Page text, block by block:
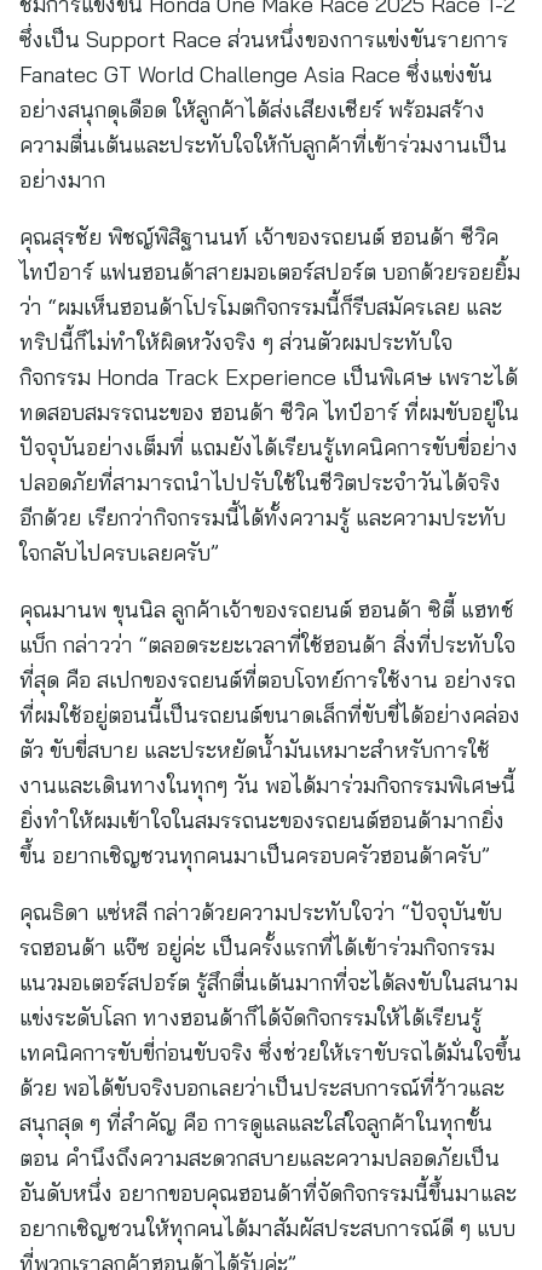
ซึ่งเป็น Support Race ส่วนหนึ่งของการแข่งขันรายการ
Fanatec GT World Challenge Asia Race ซึ่งแข่งขัน
อย่างสนุกดุเดือด ให้ลูกค้าได้ส่งเสียงเชียร์ พร้อมสร้าง
ความตื่นเต้นและประทับใจให้กับลูกค้าที่เข้าร่วมงานเป็น
อย่างมาก
คุณสุรชัย พิชญ์พิสิฐานนท์ เจ้าของรถยนต์ ฮอนด้า ซีวิค
ไทป์อาร์ แฟนฮอนด้าสายมอเตอร์สปอร์ต บอกด้วยรอยยิ้ม
ว่า “ผมเห็นฮอนด้าโปรโมตกิจกรรมนี้ก็รีบสมัครเลย และ
ทริปนี้ก็ไม่ทำให้ผิดหวังจริง ๆ ส่วนตัวผมประทับใจ
กิจกรรม Honda Track Experience เป็นพิเศษ เพราะได้
ทดสอบสมรรถนะของ ฮอนด้า ซีวิค ไทป์อาร์ ที่ผมขับอยู่ใน
ปัจจุบันอย่างเต็มที่ แถมยังได้เรียนรู้เทคนิคการขับขี่อย่าง
ปลอดภัยที่สามารถนำไปปรับใช้ในชีวิตประจำวันได้จริง
อีกด้วย เรียกว่ากิจกรรมนี้ได้ทั้งความรู้ และความประทับ
ใจกลับไปครบเลยครับ”
คุณมานพ ขุนนิล ลูกค้าเจ้าของรถยนต์ ฮอนด้า ซิตี้ แฮทช์
แบ็ก กล่าวว่า “ตลอดระยะเวลาที่ใช้ฮอนด้า สิ่งที่ประทับใจ
ที่สุด คือ สเปกของรถยนต์ที่ตอบโจทย์การใช้งาน อย่างรถ
ที่ผมใช้อยู่ตอนนี้เป็นรถยนต์ขนาดเล็กที่ขับขี่ได้อย่างคล่อง
ตัว ขับขี่สบาย และประหยัดน้ำมันเหมาะสำหรับการใช้
งานและเดินทางในทุกๆ วัน พอได้มาร่วมกิจกรรมพิเศษนี้
ยิ่งทำให้ผมเข้าใจในสมรรถนะของรถยนต์ฮอนด้ามากยิ่ง
ขึ้น อยากเชิญชวนทุกคนมาเป็นครอบครัวฮอนด้าครับ”
คุณธิดา แซ่หลี กล่าวด้วยความประทับใจว่า “ปัจจุบันขับ
รถฮอนด้า แจ๊ซ อยู่ค่ะ เป็นครั้งแรกที่ได้เข้าร่วมกิจกรรม
แนวมอเตอร์สปอร์ต รู้สึกตื่นเต้นมากที่จะได้ลงขับในสนาม
แข่งระดับโลก ทางฮอนด้าก็ได้จัดกิจกรรมให้ได้เรียนรู้
เทคนิคการขับขี่ก่อนขับจริง ซึ่งช่วยให้เราขับรถได้มั่นใจขึ้น
ด้วย พอได้ขับจริงบอกเลยว่าเป็นประสบการณ์ที่ว้าวและ
สนุกสุด ๆ ที่สำคัญ คือ การดูแลและใส่ใจลูกค้าในทุกขั้น
ตอน คำนึงถึงความสะดวกสบายและความปลอดภัยเป็น
อันดับหนึ่ง อยากขอบคุณฮอนด้าที่จัดกิจกรรมนี้ขึ้นมาและ
อยากเชิญชวนให้ทุกคนได้มาสัมผัสประสบการณ์ดี ๆ แบบ
ที่พวกเราลูกค้าฮอนด้าได้รับค่ะ”